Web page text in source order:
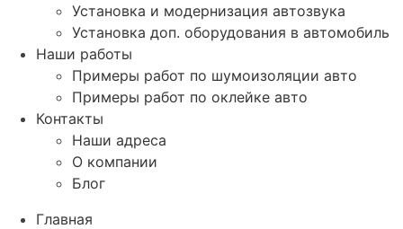
Установка и модернизация автозвука
Установка доп. оборудования в автомобиль
Наши работы
Примеры работ по шумоизоляции авто
Примеры работ по оклейке авто
Контакты
Наши адреса
О компании
Блог
Главная